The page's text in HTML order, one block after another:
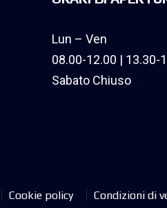
Lun – Ven
08.00-12.00 | 13.30-
Sabato Chiuso
Cookie policy Condizioni di